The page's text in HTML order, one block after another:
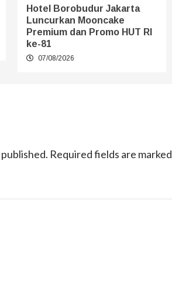
Hotel Borobudur Jakarta
Luncurkan Mooncake
Premium dan Promo HUT RI
ke-81
07/08/2026
Required fields are marked